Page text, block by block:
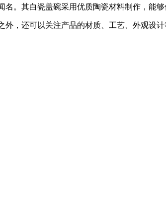
。其白瓷盖碗采用优质陶瓷材料制作，能
，还可以关注产品的材质、工艺、外观设